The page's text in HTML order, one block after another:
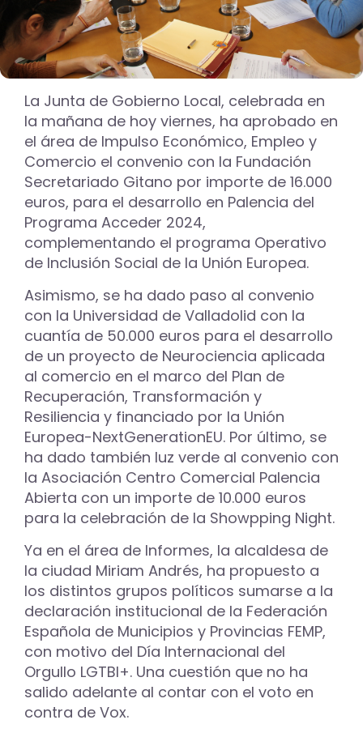
La Junta de Gobierno Local, celebrada en
la mañana de hoy viernes, ha aprobado en
el área de Impulso Económico, Empleo y
Comercio el convenio con la Fundación
Secretariado Gitano por importe de 16.000
euros, para el desarrollo en Palencia del
Programa Acceder 2024,
complementando el programa Operativo
de Inclusión Social de la Unión Europea.
Asimismo, se ha dado paso al convenio
con la Universidad de Valladolid con la
cuantía de 50.000 euros para el desarrollo
de un proyecto de Neurociencia aplicada
al comercio en el marco del Plan de
Recuperación, Transformación y
Resiliencia y financiado por la Unión
Europea-NextGenerationEU. Por último, se
ha dado también luz verde al convenio con
la Asociación Centro Comercial Palencia
Abierta con un importe de 10.000 euros
para la celebración de la Showpping Night.
Ya en el área de Informes, la alcaldesa de
la ciudad Miriam Andrés, ha propuesto a
los distintos grupos políticos sumarse a la
declaración institucional de la Federación
Española de Municipios y Provincias FEMP,
con motivo del Día Internacional del
Orgullo LGTBI+. Una cuestión que no ha
salido adelante al contar con el voto en
contra de Vox.